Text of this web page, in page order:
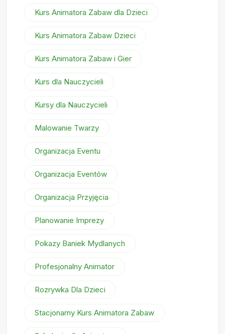
Kurs Animatora Zabaw dla Dzieci
Kurs Animatora Zabaw Dzieci
Kurs Animatora Zabaw i Gier
Kurs dla Nauczycieli
Kursy dla Nauczycieli
Malowanie Twarzy
Organizacja Eventu
Organizacja Eventów
Organizacja Przyjęcia
Planowanie Imprezy
Pokazy Baniek Mydlanych
Profesjonalny Animator
Rozrywka Dla Dzieci
Stacjonarny Kurs Animatora Zabaw